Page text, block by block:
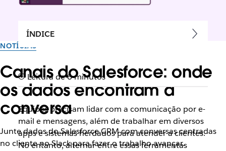
NOTÍCIAS
Canais do Salesforce: onde
os dados encontram a
conversa
Junte dados do Salesforce CRM com conversas centradas
no cliente no Slack para fazer o trabalho avançar.
ÍNDICE
Leitura de 6 minutos
Equipes precisam lidar com a comunicação por e-
mail e mensagens, além de trabalhar em diversos
apps e sistemas herdados para atender a clientes.
No entanto, alternar entre essas ferramentas